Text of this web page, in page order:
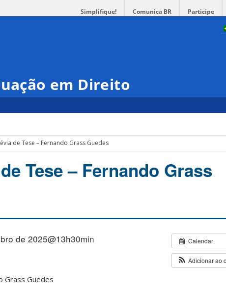
Simplifique! Comunica BR Participe
em Direito
de Tese – Fernando Grass Guedes
Tese – Fernando Grass
Calendar
Adicionar ao
de 2025@13h30min
Grass Guedes